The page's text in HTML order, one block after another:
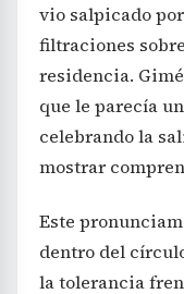
vio salpicado
filtraciones
residencia.
que le parecía
celebrando la
mostrar
Este
dentro del
la tolerancia